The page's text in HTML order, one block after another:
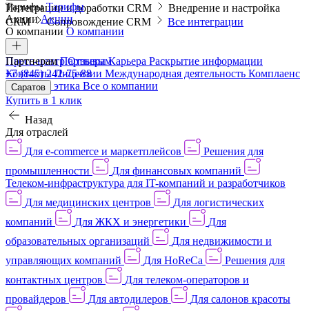
Интеграции и доработки CRM
Внедрение и настройка
CRM
Сопровождение CRM Все интеграции
ТарифыТарифы
АкцииАкции
О компании О компании
Пресс-центрОтзывыКарьера Раскрытие информации
КонтактыЛицензии Международная деятельность Комплаенс
и деловая этика Все о компании
ПартнерамПартнерам
+7 (845) 242-75-88
Саратов
Купить в 1 клик
Назад
Для отраслей
Для e-commerce и маркетплейсов
Решения для
промышленности
Для финансовых компаний
Телеком-инфраструктура для IT-компаний и разработчиков
Для медицинских центров
Для логистических
компаний
Для ЖКХ и энергетики
Для
образовательных организаций
Для недвижимости и
управляющих компаний
Для HoReCa
Решения для
контактных центров
Для телеком-операторов и
провайдеров
Для автодилеров
Для салонов красоты